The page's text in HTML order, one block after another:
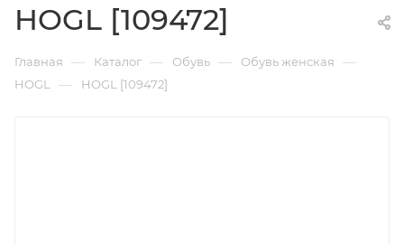
HOGL [109472]
Главная — Каталог — Обувь — Обувь женская —
HOGL — HOGL [109472]